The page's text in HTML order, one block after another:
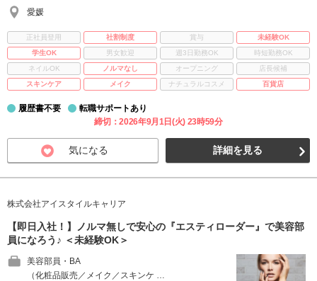
愛媛
正社員登用 社割制度 賞与
未経験OK
学生OK
男女歓迎 週3日勤務OK
時短勤務OK
ネイルOK
ノルマなし オープニング
店長候補
スキンケア
メイク ナチュラルコスメ 百貨店
履歴書不要
転職サポートあり
締切：2026年9月1日(火) 23時59分
気になる 詳細を見る
株式会社アイスタイルキャリア
【即日入社！】ノルマ無しで安心の『エスティローダー』で美容部
員になろう♪ ＜未経験OK＞
美容部員・BA
（化粧品販売／メイク／スキンケ …